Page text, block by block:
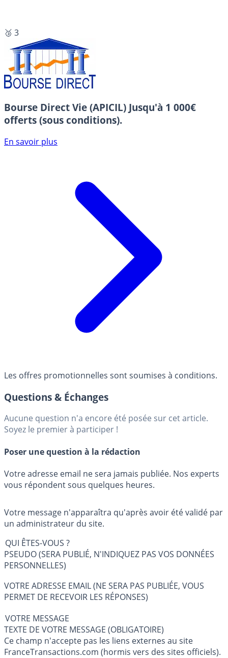
🥉 3
Bourse Direct Vie (APICIL) Jusqu'à 1 000€
offerts (sous conditions).
En savoir plus
Les offres promotionnelles sont soumises à conditions.
Questions & Échanges
Aucune question n'a encore été posée sur cet article.
Soyez le premier à participer !
Poser une question à la rédaction
Votre adresse email ne sera jamais publiée. Nos experts
vous répondent sous quelques heures.
Votre message n'apparaîtra qu'après avoir été validé par
un administrateur du site.
QUI ÊTES-VOUS ?
PSEUDO (SERA PUBLIÉ, N'INDIQUEZ PAS VOS DONNÉES
PERSONNELLES)
VOTRE ADRESSE EMAIL (NE SERA PAS PUBLIÉE, VOUS
PERMET DE RECEVOIR LES RÉPONSES)
VOTRE MESSAGE
TEXTE DE VOTRE MESSAGE (OBLIGATOIRE)
Ce champ n'accepte pas les liens externes au site
FranceTransactions.com (hormis vers des sites officiels).